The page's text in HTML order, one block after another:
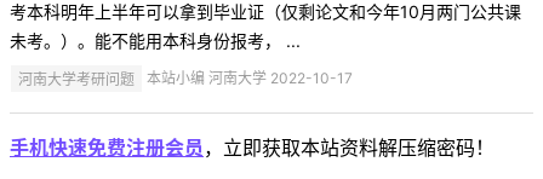
考本科明年上半年可以拿到毕业证（仅剩论文和今年10月两门公共课
未考。）。能不能用本科身份报考， ...
河南大学考研问题 本站小编 河南大学 2022-10-17
手机快速免费注册会员 ，立即获取本站资料解压缩密码！